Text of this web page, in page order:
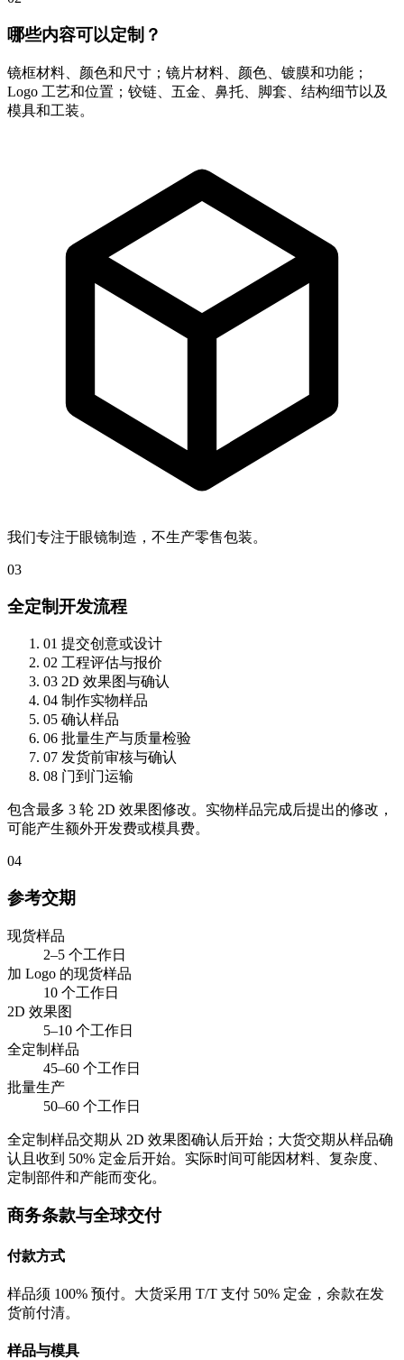
哪些内容可以定制？
镜框材料、颜色和尺寸；镜片材料、颜色、镀膜和功能；
Logo 工艺和位置；铰链、五金、鼻托、脚套、结构细节以及
模具和工装。
我们专注于眼镜制造，不生产零售包装。
03
全定制开发流程
01 提交创意或设计
02 工程评估与报价
03 2D 效果图与确认
04 制作实物样品
05 确认样品
06 批量生产与质量检验
07 发货前审核与确认
08 门到门运输
包含最多 3 轮 2D 效果图修改。实物样品完成后提出的修改，
可能产生额外开发费或模具费。
04
参考交期
现货样品
2–5 个工作日
加 Logo 的现货样品
10 个工作日
2D 效果图
5–10 个工作日
全定制样品
45–60 个工作日
批量生产
50–60 个工作日
全定制样品交期从 2D 效果图确认后开始；大货交期从样品确
认且收到 50% 定金后开始。实际时间可能因材料、复杂度、
定制部件和产能而变化。
商务条款与全球交付
付款方式
样品须 100% 预付。大货采用 T/T 支付 50% 定金，余款在发
货前付清。
样品与模具